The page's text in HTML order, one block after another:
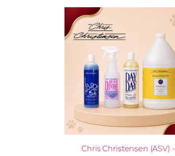
Chris Christensen (ASV) -